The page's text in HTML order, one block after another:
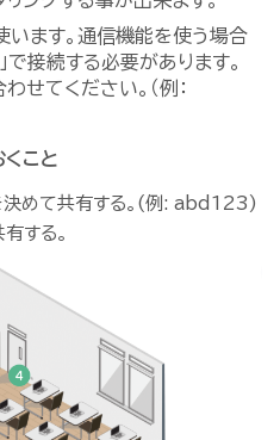
ます。通信機能を使う場合
で接続する必要があります。
せてください。（例：
こと
決めて共有する。(例: abd123)
する。